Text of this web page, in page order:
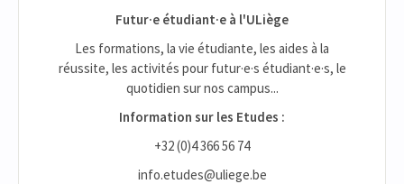
Futur·e étudiant·e à l'ULiège
Les formations, la vie étudiante, les aides à la
réussite, les activités pour futur·e·s étudiant·e·s, le
quotidien sur nos campus...
Information sur les Etudes :
+32 (0)4 366 56 74
info.etudes@uliege.be